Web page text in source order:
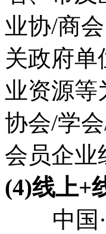
业协/商
关政府单
业资源等
协会/学
会员企业
(4)线上+
中国·